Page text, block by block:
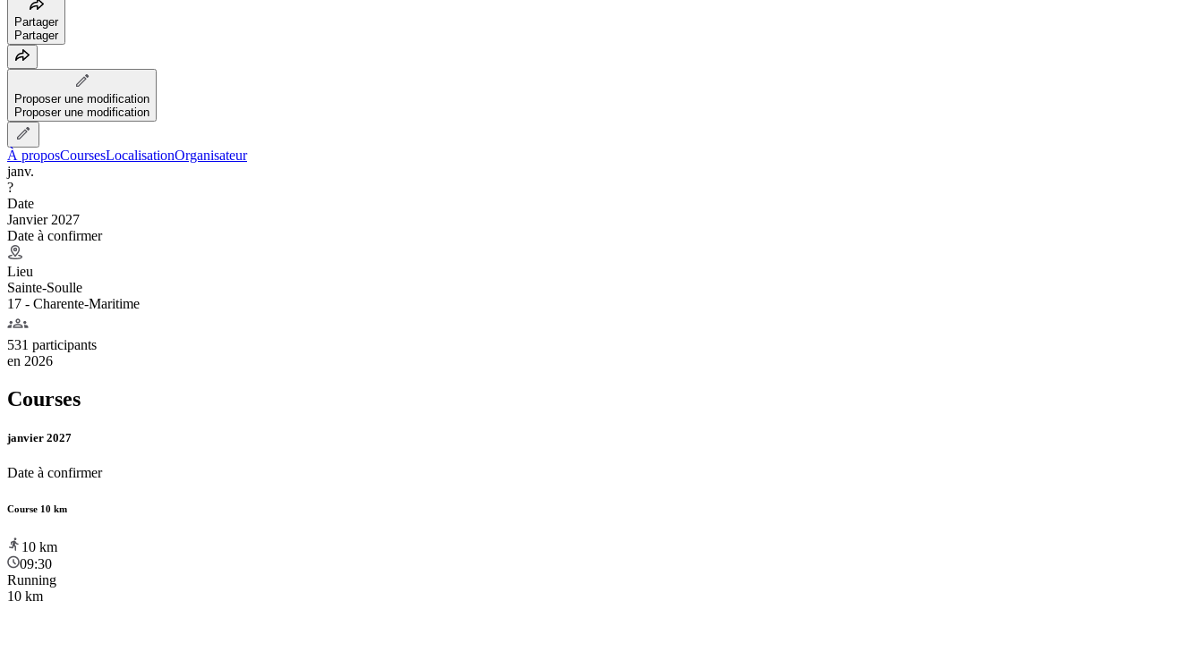
Partager
Partager
Proposer une modification
Proposer une modification
À proposCoursesLocalisationOrganisateur
janv.
?
Date
Janvier 2027
Date à confirmer
Lieu
Sainte-Soulle
17 - Charente-Maritime
531 participants
en 2026
Courses
janvier 2027
Date à confirmer
Course 10 km
10 km
09:30
Running
10 km